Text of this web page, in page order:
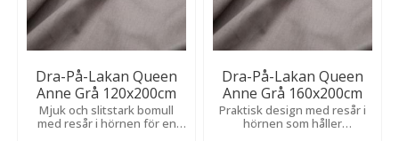
Dra-På-Lakan Queen
Anne Grå 120x200cm
Mjuk och slitstark bomull
med resår i hörnen för en
Dra-På-Lakan Queen
Anne Grå 160x200cm
Praktisk design med resår i
hörnen som håller